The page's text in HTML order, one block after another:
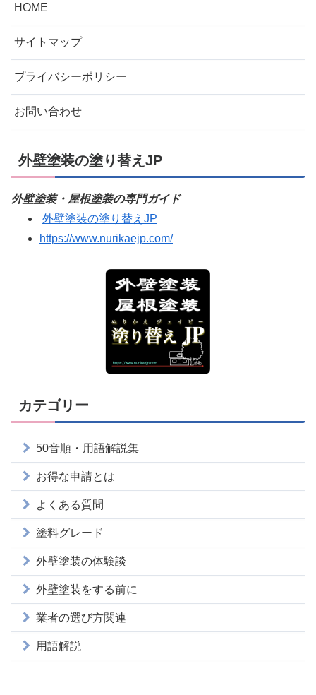
HOME
サイトマップ
プライバシーポリシー
お問い合わせ
外壁塗装の塗り替えJP
外壁塗装・屋根塗装の専門ガイド
外壁塗装の塗り替えJP
https://www.nurikaejp.com/
カテゴリー
50音順・用語解説集
お得な申請とは
よくある質問
塗料グレード
外壁塗装の体験談
外壁塗装をする前に
業者の選び方関連
用語解説